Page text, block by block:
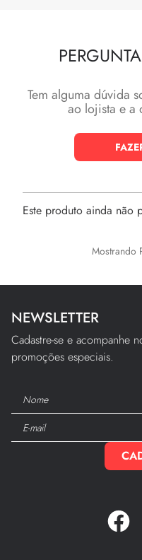
Tem alguma dúvida
ao lojista e a
Este produto ainda não
NEWSLETTER
Cadastre-se e acompanhe
promoções especiais.